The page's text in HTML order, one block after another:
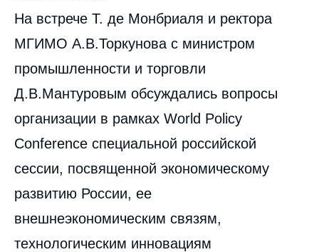
На встрече Т. де Монбриаля и ректора
МГИМО А.В.Торкунова с министром
промышленности и торговли
Д.В.Мантуровым обсуждались вопросы
организации в рамках World Policy
Conference специальной российской
сессии, посвященной экономическому
развитию России, ее
внешнеэкономическим связям,
технологическим инновациям